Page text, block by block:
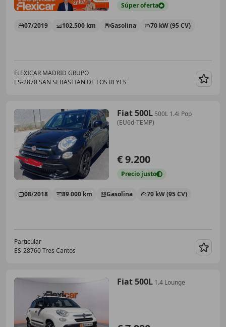
Súperoferta
07/2019 102.500 km Gasolina 70 kW (95 CV)
FLEXICAR MADRID GRUPO
ES-2870 SAN SEBASTIAN DE LOS REYES
Fiat 500L 500L 1.4i Pop
(EU6d-TEMP)
€ 9.200
Precio justo
08/2018 89.000 km Gasolina 70 kW (95 CV)
Particular
ES-28760 Tres Cantos
Fiat 500L 1.4 Lounge